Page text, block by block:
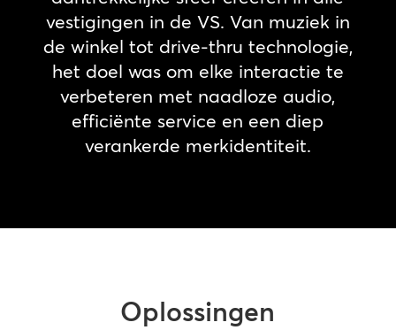
vestigingen in de VS. Van muziek in
de winkel tot drive-thru technologie,
het doel was om elke interactie te
verbeteren met naadloze audio,
efficiënte service en een diep
verankerde merkidentiteit.
Oplossingen